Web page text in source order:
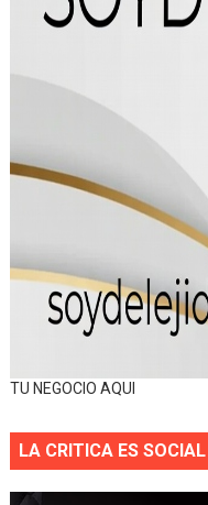
TU NEGOCIO AQUI
LA CRITICA ES